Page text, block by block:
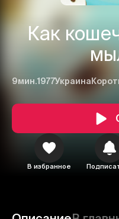
Как
9мин.1977Украина
В избранноеОтменить